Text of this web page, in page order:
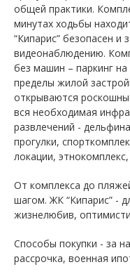
общей практики.
минутах ходьбы
“Кипарис” безопасен
видеонаблюдению.
без машин – паркинг
пределы жилой
открываются
вся необходимая
развлечений -
прогулки,
локации,
От комплекса до
шагом. ЖК “Кипарис” -
жизнелюбив,
Способы покупки - за
рассрочка, военная